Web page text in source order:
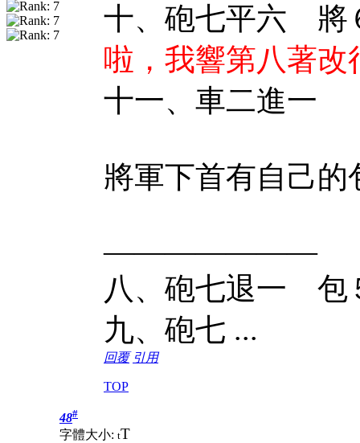
十、砲七平六
啦，我響第八著改
十一、車二進一
將軍下首有自己的
———————
八、砲七退一
九、砲七 ...
回覆 引用
TOP
48#
字體大小: tT